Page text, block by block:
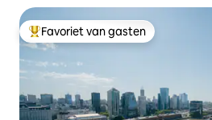
Topfavoriet van gasten
Favoriet van gasten